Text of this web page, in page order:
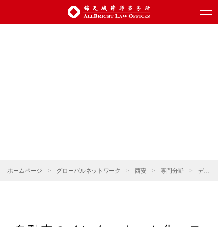
ホームページ > グローバルネットワーク > 西安 > 専門分野 > デジタル科学技術・人工知能